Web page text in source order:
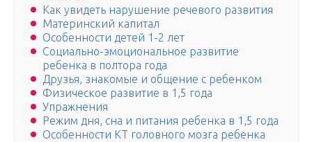
Как увидеть нарушение речевого развития
Материнский капитал
Особенности детей 1-2 лет
Социально-эмоциональное развитие
ребенка в полтора года
Друзья, знакомые и общение с ребенком
Физическое развитие в 1,5 года
Упражнения
Режим дня, сна и питания ребенка в 1,5 года
Особенности КТ головного мозга ребенка